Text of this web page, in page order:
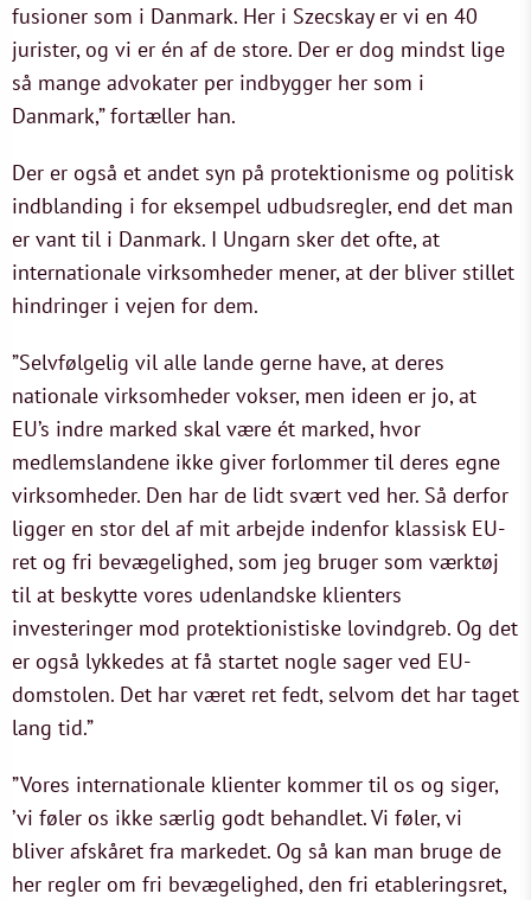
fusioner som i Danmark. Her i Szecskay er vi en 40
jurister, og vi er én af de store. Der er dog mindst lige
så mange advokater per indbygger her som i
Danmark,” fortæller han.
Der er også et andet syn på protektionisme og politisk
indblanding i for eksempel udbudsregler, end det man
er vant til i Danmark. I Ungarn sker det ofte, at
internationale virksomheder mener, at der bliver stillet
hindringer i vejen for dem.
”Selvfølgelig vil alle lande gerne have, at deres
nationale virksomheder vokser, men ideen er jo, at
EU’s indre marked skal være ét marked, hvor
medlemslandene ikke giver forlommer til deres egne
virksomheder. Den har de lidt svært ved her. Så derfor
ligger en stor del af mit arbejde indenfor klassisk EU-
ret og fri bevægelighed, som jeg bruger som værktøj
til at beskytte vores udenlandske klienters
investeringer mod protektionistiske lovindgreb. Og det
er også lykkedes at få startet nogle sager ved EU-
domstolen. Det har været ret fedt, selvom det har taget
lang tid.”
”Vores internationale klienter kommer til os og siger,
’vi føler os ikke særlig godt behandlet. Vi føler, vi
bliver afskåret fra markedet. Og så kan man bruge de
her regler om fri bevægelighed, den fri etableringsret,